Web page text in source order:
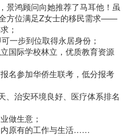
景鸿顾问向她推荐了马耳他！虽
方位满足Z女士的移民需求——
；
一步到位取得永居身份；
国际学校林立，优质教育资源
名参加华侨生联考，低分报考
、治安环境良好、医疗体系排名
做生意；
内原有的工作与生活……